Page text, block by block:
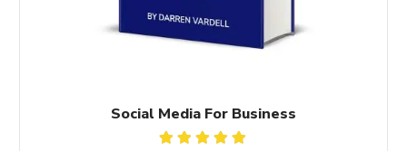
Social Media For Business